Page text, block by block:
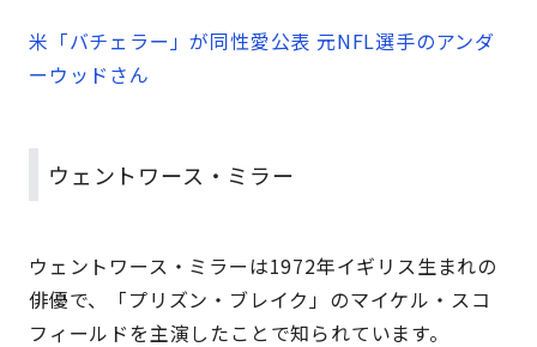
米「バチェラー」が同性愛公表 元NFL選手のアンダ
ーウッドさん
ウェントワース・ミラー
ウェントワース・ミラーは1972年イギリス生まれの
俳優で、「プリズン・ブレイク」のマイケル・スコ
フィールドを主演したことで知られています。